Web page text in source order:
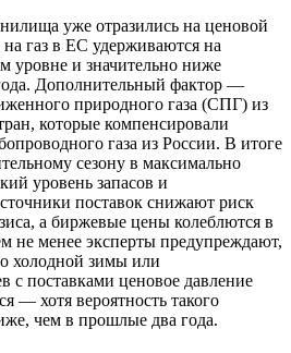
уже отразились на ценовой
газ в ЕС удерживаются на
уровне и значительно ниже
Дополнительный фактор —
природного газа (СПГ) из
которые компенсировали
газа из России. В итоге
сезону в максимально
уровень запасов и
поставок снижают риск
а биржевые цены колеблются в
не менее эксперты предупреждают,
холодной зимы или
с поставками ценовое давление
— хотя вероятность такого
чем в прошлые два года.